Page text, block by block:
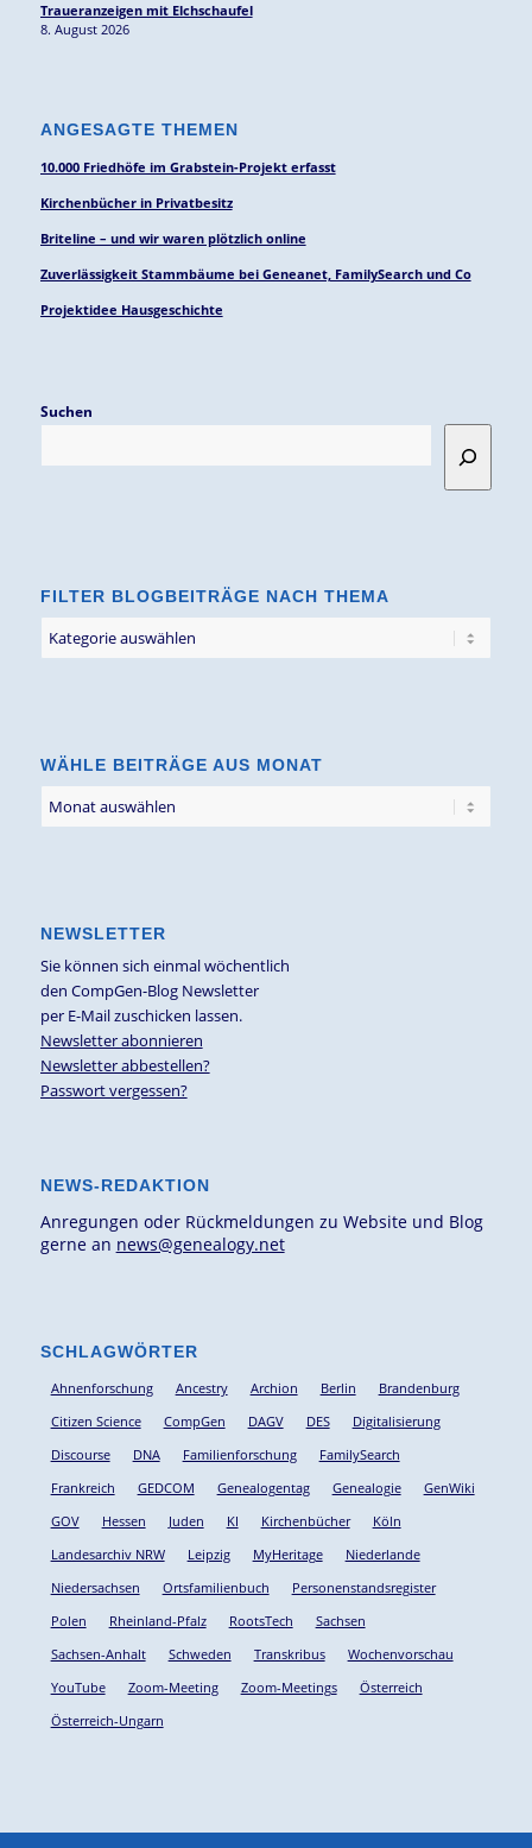
Traueranzeigen mit Elchschaufel
8. August 2026
ANGESAGTE THEMEN
10.000 Friedhöfe im Grabstein-Projekt erfasst
Kirchenbücher in Privatbesitz
Briteline – und wir waren plötzlich online
Zuverlässigkeit Stammbäume bei Geneanet, FamilySearch und Co
Projektidee Hausgeschichte
Suchen
FILTER BLOGBEITRÄGE NACH THEMA
Blogbeiträge
WÄHLE BEITRÄGE AUS MONAT
NEWSLETTER
Sie können sich einmal wöchentlich
den CompGen-Blog Newsletter
per E-Mail zuschicken lassen.
Newsletter abonnieren
Newsletter abbestellen?
Passwort vergessen?
NEWS-REDAKTION
Anregungen oder Rückmeldungen zu Website und Blog
gerne an news@genealogy.net
SCHLAGWÖRTER
Ahnenforschung Ancestry Archion Berlin
Brandenburg
Citizen Science
CompGen DAGV DES
Digitalisierung
Discourse
DNA Familienforschung
FamilySearch
Frankreich
GEDCOM Genealogentag Genealogie
GenWiki
GOV
Hessen Juden KI Kirchenbücher
Köln
Landesarchiv NRW
Leipzig MyHeritage
Niederlande
Niedersachsen
Ortsfamilienbuch
Personenstandsregister
Polen
Rheinland-Pfalz RootsTech
Sachsen
Sachsen-Anhalt
Schweden Transkribus
Wochenvorschau
YouTube
Zoom-Meeting Zoom-Meetings
Österreich
Österreich-Ungarn